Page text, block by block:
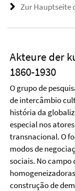
Zur Hauptseite
Akteure der
1860-1930
O grupo de
de intercâmbio
história da
especial nos
transnacional. O
modos de
sociais. No campo
construção de